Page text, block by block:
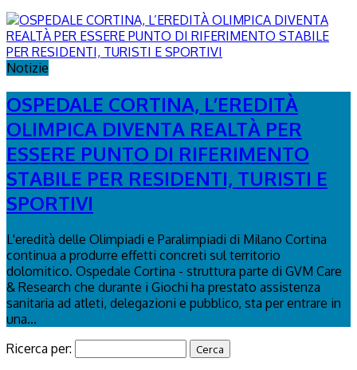
Notizie
OSPEDALE CORTINA, L’EREDITÀ
OLIMPICA DIVENTA REALTÀ PER
ESSERE PUNTO DI RIFERIMENTO
STABILE PER RESIDENTI, TURISTI E
SPORTIVI
L'eredità delle Olimpiadi e Paralimpiadi di Milano Cortina
continua a produrre effetti concreti sul territorio
dolomitico. Ospedale Cortina - struttura parte di GVM Care
& Research che durante i Giochi ha prestato assistenza
sanitaria ad atleti, delegazioni e pubblico, sta per entrare in
una...
Ricerca per: